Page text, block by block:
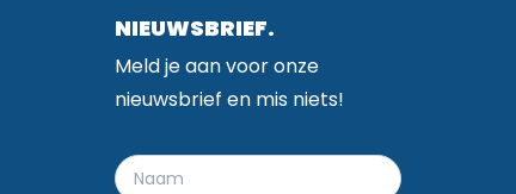
NIEUWSBRIEF.
Meld je aan voor onze
nieuwsbrief en mis niets!